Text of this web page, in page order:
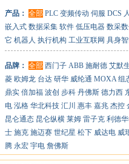
产品： 全部 PLC 变频传动 伺服 DCS
嵌入式 数据采集 软件 低压电器 数采
它 机器人 执行机构 工业互联网 具身
品牌： 全部 西门子 ABB 施耐德 艾默
菱 欧姆龙 台达 研华 威纶通 MOXA 组
鼎实 倍加福 波创 步科 丹佛斯 德力西
电 泓格 华北科技 汇川 惠丰 嘉兆 杰控
昆仑通态 昆仑纵横 莱姆 雷子克 利德
士 施克 施迈赛 世纪星 松下 威达电 威
腾 永宏 宇电 詹佛斯